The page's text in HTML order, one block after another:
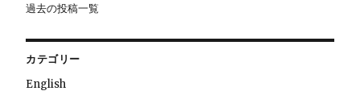
過去の投稿一覧
カテゴリー
English